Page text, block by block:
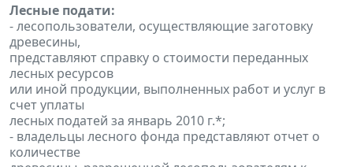
Лесные подати:
- лесопользователи, осуществляющие заготовку
древесины,
представляют справку о стоимости переданных
лесных ресурсов
или иной продукции, выполненных работ и услуг в
счет уплаты
лесных податей за январь 2010 г.*;
- владельцы лесного фонда представляют отчет о
количестве